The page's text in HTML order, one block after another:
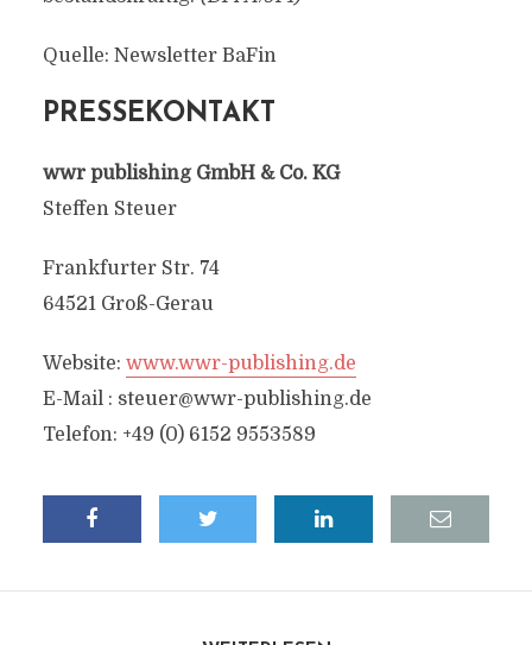
Quelle: Newsletter BaFin
PRESSEKONTAKT
wwr publishing GmbH & Co. KG
Steffen Steuer
Frankfurter Str. 74
64521 Groß-Gerau
Website: www.wwr-publishing.de
E-Mail : steuer@wwr-publishing.de
Telefon: +49 (0) 6152 9553589